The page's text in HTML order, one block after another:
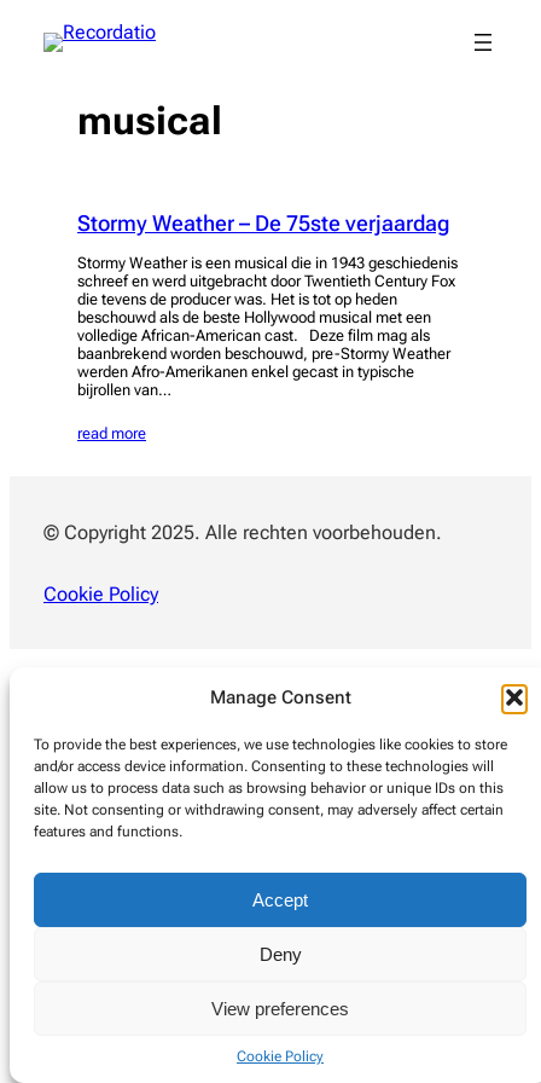
Manage Consent
To provide the best experiences, we use technologies like cookies to store
and/or access device information. Consenting to these technologies will
allow us to process data such as browsing behavior or unique IDs on this
site. Not consenting or withdrawing consent, may adversely affect certain
features and functions.
Accept
Deny
View preferences
Cookie Policy
naar
musical
Stormy Weather – De 75ste verjaardag
Stormy Weather is een musical die in 1943 geschiedenis
schreef en werd uitgebracht door Twentieth Century Fox
die tevens de producer was. Het is tot op heden
beschouwd als de beste Hollywood musical met een
volledige African-American cast. Deze film mag als
baanbrekend worden beschouwd, pre-Stormy Weather
werden Afro-Amerikanen enkel gecast in typische
bijrollen van…
read more
© Copyright 2025. Alle rechten voorbehouden.
Cookie Policy